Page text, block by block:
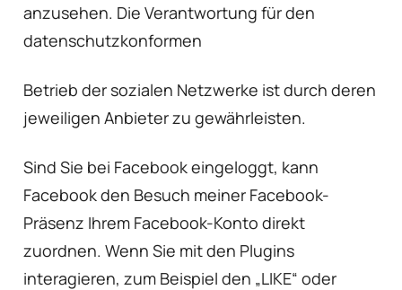
anzusehen. Die Verantwortung für den
datenschutzkonformen
Betrieb der sozialen Netzwerke ist durch deren
jeweiligen Anbieter zu gewährleisten.
Sind Sie bei Facebook eingeloggt, kann
Facebook den Besuch meiner Facebook-
Präsenz Ihrem Facebook-Konto direkt
zuordnen. Wenn Sie mit den Plugins
interagieren, zum Beispiel den „LIKE“ oder